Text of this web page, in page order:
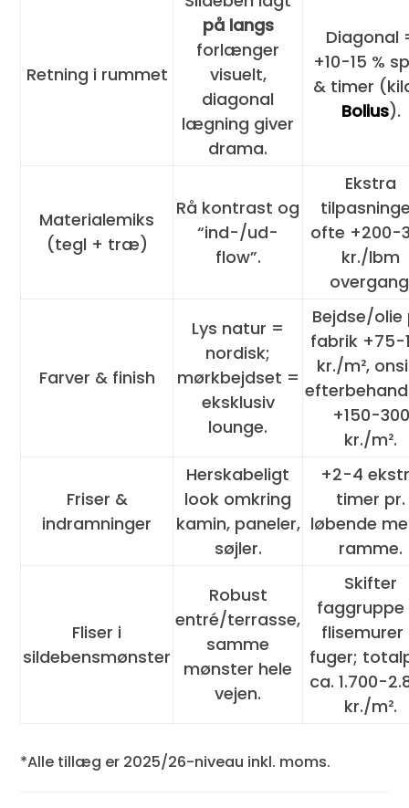
Retning i rummet
på langs
forlænger
visuelt,
diagonal
lægning giver
drama.
Diagonal
+10-15 %
& timer
Bolius).
Materialemiks
(tegl + træ)
Rå kontrast og
“ind-/ud-
flow”.
Ekstra
ofte +200-
kr./lbm
Farver & finish
Lys natur =
nordisk;
mørkbejdset =
eksklusiv
lounge.
Bejdse/olie
fabrik +75-
kr./m²,
+150-300
kr./m².
Friser &
indramninger
Herskabeligt
look omkring
kamin, paneler,
søjler.
+2-4
timer pr.
løbende
ramme.
Fliser i
sildebensmønster
Robust
entré/terrasse,
samme
mønster hele
vejen.
Skifter
flisemurer
fuger;
ca. 1.700-
kr./m².
*Alle tillæg er 2025/26-niveau inkl. moms.